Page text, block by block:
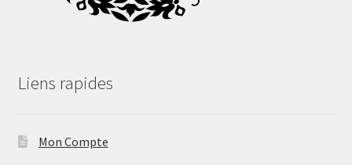
Liens rapides
Mon Compte